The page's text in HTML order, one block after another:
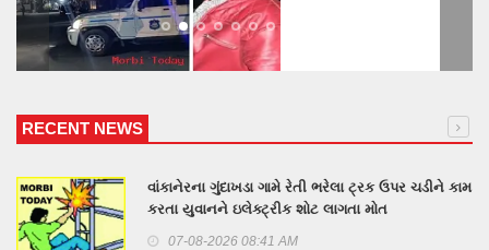
RECENT NEWS
વાંકાનેરના ગુંદાખડા ગામે રેતી ભરેલા ટ્રક ઉપર ચડીને કામ
કરતા યુવાનને ઇલેક્ટ્રીક શોટ લાગતા મોત
07-08-2026 08:41 AM